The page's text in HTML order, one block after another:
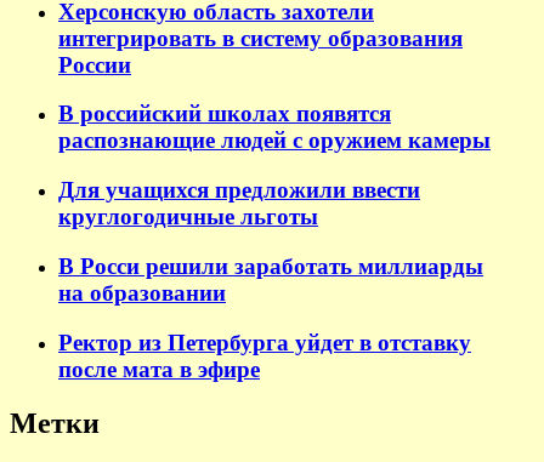
Херсонскую область захотели
интегрировать в систему образования
России
В российский школах появятся
распознающие людей с оружием камеры
Для учащихся предложили ввести
круглогодичные льготы
В Росси решили заработать миллиарды
на образовании
Ректор из Петербурга уйдет в отставку
после мата в эфире
Метки